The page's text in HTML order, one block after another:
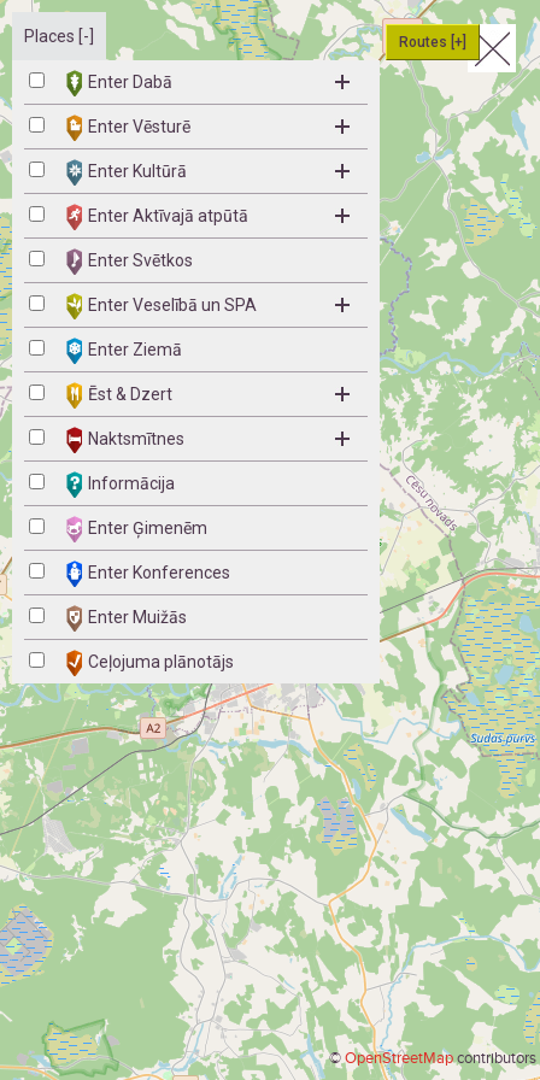
©OpenStreetMapcontributors
Places [-]
Enter Dabā
Enter Vēsturē
Enter Kultūrā
Enter Aktīvajā atpūtā
Enter Svētkos
Enter Veselībā un SPA
Enter Ziemā
Ēst & Dzert
Naktsmītnes
Informācija
Enter Ģimenēm
Enter Konferences
Enter Muižās
Ceļojuma plānotājs
Routes [+]